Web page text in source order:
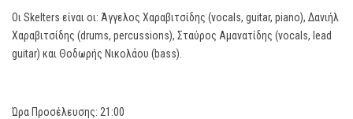
Οι Skelters είναι οι: Άγγελος Χαραβιτσίδης (vocals, guitar, piano), Δανιήλ
Χαραβιτσίδης (drums, percussions), Σταύρος Αμανατίδης (vocals, lead
guitar) και Θοδωρής Νικολάου (bass).
Ώρα Προσέλευσης: 21:00